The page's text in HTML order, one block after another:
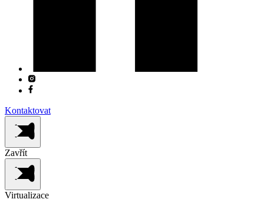
Kontaktovat
Zavřít
Virtualizace